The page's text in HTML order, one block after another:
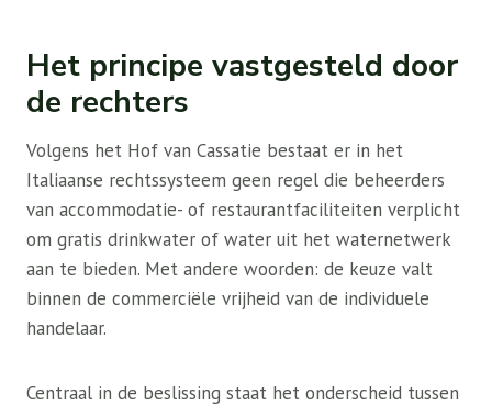
Het principe vastgesteld door
de rechters
Volgens het Hof van Cassatie bestaat er in het
Italiaanse rechtssysteem geen regel die beheerders
van accommodatie- of restaurantfaciliteiten verplicht
om gratis drinkwater of water uit het waternetwerk
aan te bieden. Met andere woorden: de keuze valt
binnen de commerciële vrijheid van de individuele
handelaar.
Centraal in de beslissing staat het onderscheid tussen